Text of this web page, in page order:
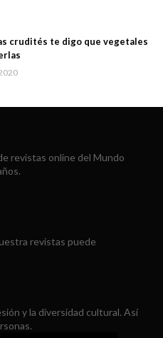
crudités te digo que vegetales
revistas online del Mundo
revistas puede
y la diversidad cultural. Así